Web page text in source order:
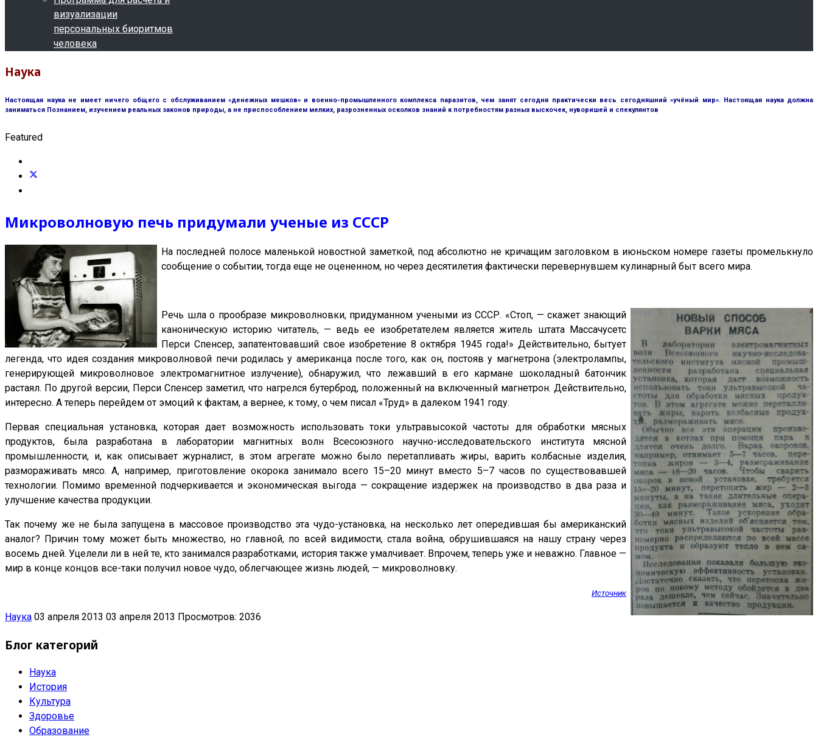
визуализации
персональных биоритмов
человека
Наука
Настоящая наука не имеет ничего общего с обслуживанием «денежных мешков» и военно-промышленного комплекса паразитов, чем занят сегодня практически весь сегодняшний «учёный мир». Настоящая наука должна
заниматься Познанием, изучением реальных законов природы, а не приспособлением мелких, разрозненных осколков знаний к потребностям разных выскочек, нуворишей и спекулянтов
Featured
Микроволновую печь придумали ученые из СССР
На последней полосе маленькой новостной заметкой, под абсолютно не кричащим заголовком в июньском номере газеты промелькнуло
сообщение о событии, тогда еще не оцененном, но через десятилетия фактически перевернувшем кулинарный быт всего мира.
Речь шла о прообразе микроволновки, придуманном учеными из СССР. «Стоп, — скажет знающий
каноническую историю читатель, — ведь ее изобретателем является житель штата Массачусетс
Перси Спенсер, запатентовавший свое изобретение 8 октября 1945 года!» Действительно, бытует
легенда, что идея создания микроволновой печи родилась у американца после того, как он, постояв у магнетрона (электролампы,
генерирующей микроволновое электромагнитное излучение), обнаружил, что лежавший в его кармане шоколадный батончик
растаял. По другой версии, Перси Спенсер заметил, что нагрелся бутерброд, положенный на включенный магнетрон. Действительно,
интересно. А теперь перейдем от эмоций к фактам, а вернее, к тому, о чем писал «Труд» в далеком 1941 году.
Первая специальная установка, которая дает возможность использовать токи ультравысокой частоты для обработки мясных
продуктов, была разработана в лаборатории магнитных волн Всесоюзного научно-исследовательского института мясной
промышленности, и, как описывает журналист, в этом агрегате можно было перетапливать жиры, варить колбасные изделия,
размораживать мясо. А, например, приготовление окорока занимало всего 15–20 минут вместо 5–7 часов по существовавшей
технологии. Помимо временной подчеркивается и экономическая выгода — сокращение издержек на производство в два раза и
улучшение качества продукции.
Так почему же не была запущена в массовое производство эта чудо-установка, на несколько лет опередившая бы американский
аналог? Причин тому может быть множество, но главной, по всей видимости, стала война, обрушившаяся на нашу страну через
восемь дней. Уцелели ли в ней те, кто занимался разработками, история также умалчивает. Впрочем, теперь уже и неважно. Главное —
мир в конце концов все-таки получил новое чудо, облегчающее жизнь людей, — микроволновку.
Источник
Наука 03 апреля 2013 03 апреля 2013 Просмотров: 2036
Блог категорий
Наука
История
Культура
Здоровье
Образование